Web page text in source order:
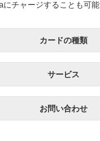
にチャージすることも可能
カードの種類
サービス
お問い合わせ